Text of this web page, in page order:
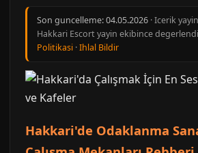
Son guncelleme:04.05.2026 · Icerik
Hakkari Escort yayin ekibince
Politikasi ·Ihlal Bildir
Hakkari'de Odaklanma